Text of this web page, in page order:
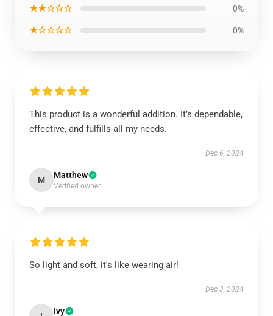
★★☆☆☆ 0%
★☆☆☆☆ 0%
This product is a wonderful addition. It’s dependable,
effective, and fulfills all my needs.
Dec 6, 2024
M Matthew
Verified owner
So light and soft, it's like wearing air!
Dec 3, 2024
Ivy